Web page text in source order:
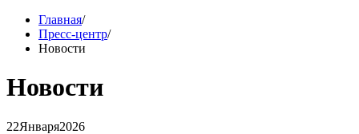
Главная/
Пресс-центр/
Новости
Новости
22Января2026